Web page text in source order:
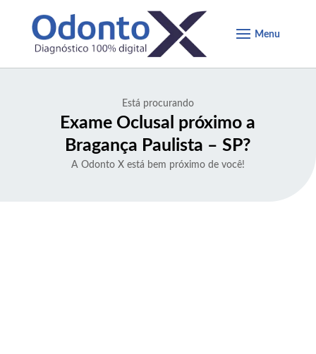
Está procurando
Exame Oclusal próximo a
Bragança Paulista – SP?
A Odonto X está bem próximo de você!